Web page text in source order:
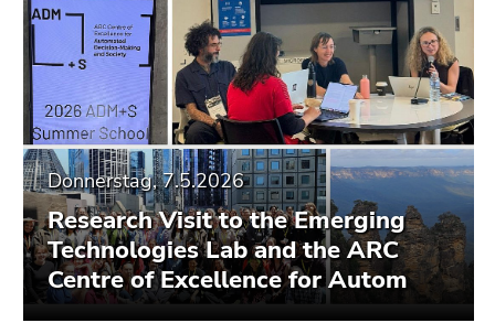
Donnerstag, 7.5.2026
Research Visit to the Emerging
Technologies Lab and the ARC
Centre of Excellence for Autom